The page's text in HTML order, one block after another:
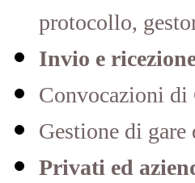
protocollo,
Invio e
Convocazioni di
Gestione di gare
Privati ed